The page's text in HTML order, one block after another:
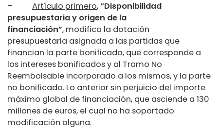
– Artículo primero,“Disponibilidad
presupuestaria y origen de la
financiación”, modifica la dotación
presupuestaria asignada a las partidas que
financian la parte bonificada, que corresponde a
los intereses bonificados y al Tramo No
Reembolsable incorporado a los mismos, y la parte
no bonificada. Lo anterior sin perjuicio del importe
máximo global de financiación, que asciende a 130
millones de euros, el cual no ha soportado
modificación alguna.